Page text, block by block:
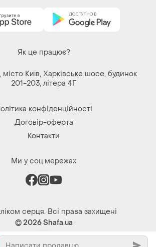
Як це працює?
місто Київ, Харківське шосе, будинок
201-203, літера 4Г
конфіденційності
Договір-оферта
Контакти
Ми у соц.мережах
серця. Всі права захищені
© 2026Shafa.ua